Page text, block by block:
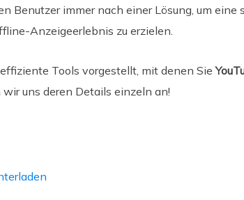
Benutzer immer nach einer Lösung, um eine
Anzeigeerlebnis zu erzielen.
Tools vorgestellt, mit denen Sie
uns deren Details einzeln an!